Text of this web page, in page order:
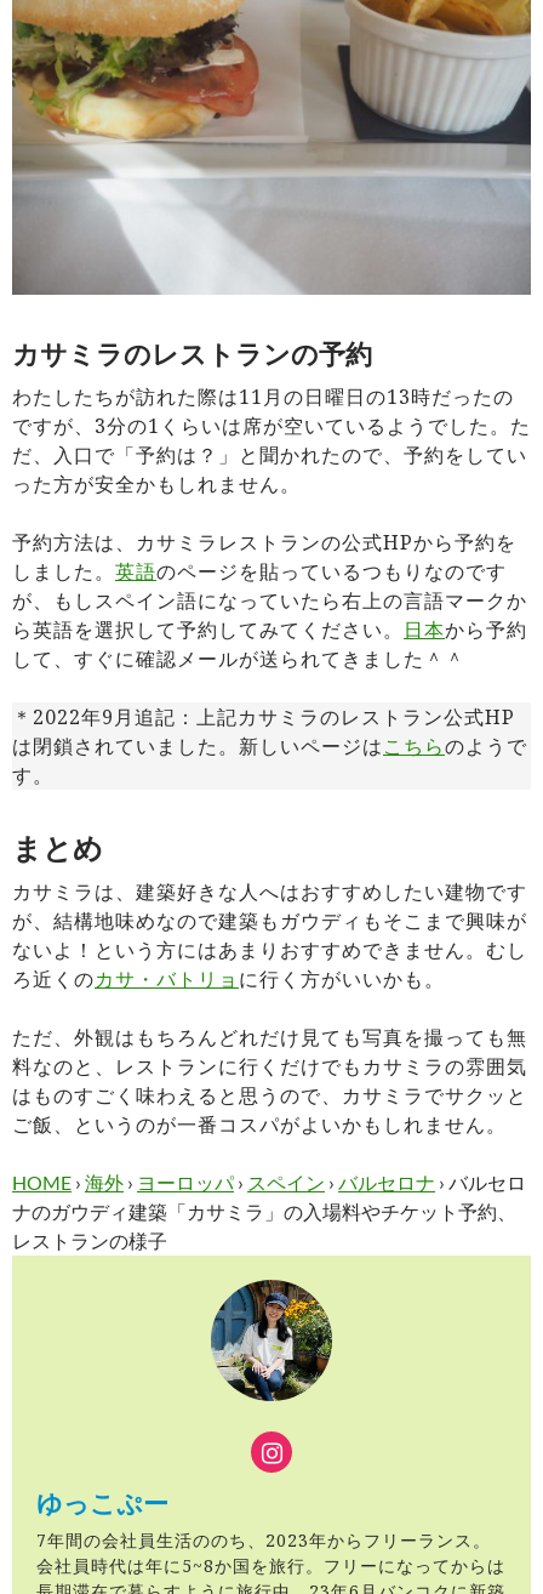
カサミラのレストランの予約
わたしたちが訪れた際は11月の日曜日の13時だったの
ですが、3分の1くらいは席が空いているようでした。た
だ、入口で「予約は？」と聞かれたので、予約をしてい
った方が安全かもしれません。
予約方法は、カサミラレストランの公式HPから予約を
しました。 英語のページを貼っているつもりなのです
が、もしスペイン語になっていたら右上の言語マークか
ら英語を選択して予約してみてください。 日本から予約
して、すぐに確認メールが送られてきました＾＾
＊2022年9月追記：上記カサミラのレストラン公式HP
は閉鎖されていました。新しいページはこちらのようで
す。
まとめ
カサミラは、建築好きな人へはおすすめしたい建物です
が、結構地味めなので建築もガウディもそこまで興味が
ないよ！という方にはあまりおすすめできません。むし
ろ近くのカサ・バトリョ に行く方がいいかも。
ただ、外観はもちろんどれだけ見ても写真を撮っても無
料なのと、レストランに行くだけでもカサミラの雰囲気
はものすごく味わえると思うので、カサミラでサクッと
ご飯、というのが一番コスパがよいかもしれません。
HOME › 海外 › ヨーロッパ › スペイン › バルセロナ › バルセロ
ナのガウディ建築「カサミラ」の入場料やチケット予約、
レストランの様子
ゆっこぷー
7年間の会社員生活ののち、2023年からフリーランス。
会社員時代は年に5~8か国を旅行。フリーになってからは